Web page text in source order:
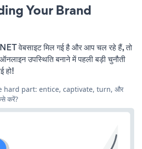
Your Brand
वेबसाइट मिल गई है और आप चल रहे हैं, तो
उपस्थिति बनाने में पहली बड़ी चुनौती
हो!
hard part: entice, captivate, turn, और
करें?